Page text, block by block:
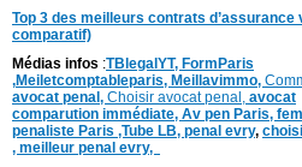
Top 3 des meilleurs contrats d’assurance
comparatif)
Médias infos :TBlegalYT, FormParis
,Meiletcomptableparis, Meillavimmo,
avocat penal, Choisir avocat penal, avocat
comparution immédiate, Av pen Paris,
penaliste Paris ,Tube LB, penal evry,
, meilleur penal evry,